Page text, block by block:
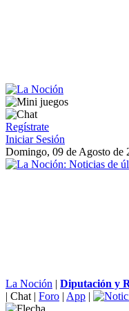
Regístrate
Iniciar Sesión
Domingo, 09 de Agosto de
La Noción | Diputación y
| Chat | Foro | App |